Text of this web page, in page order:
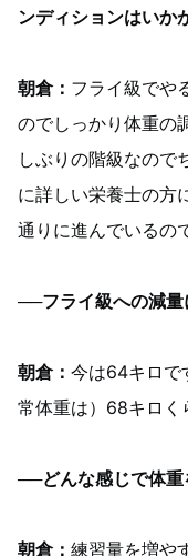
ンディションはいか
朝倉： フライ級でや
のでしっかり体重の
しぶりの階級なので
に詳しい栄養士の方
通りに進んでいるの
──フライ級への減量
朝倉： 今は64キロで
常体重は）68キロく
──どんな感じで体重
朝倉： 練習量を増や